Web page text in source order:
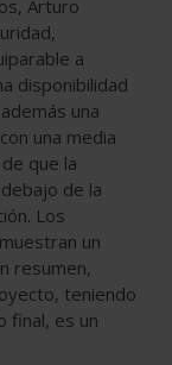
Arturo
a
disponibilidad
una
una media
que la
de la
Los
un
resumen,
teniendo
final, es un